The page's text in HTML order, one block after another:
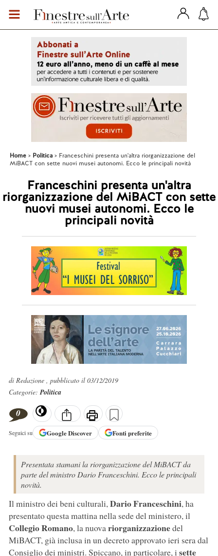
Home Politica
Franceschini presenta un'altra riorganizzazione del
MiBACT con sette nuovi musei autonomi. Ecco le principali novità
Franceschini presenta un'altra
riorganizzazione del MiBACT con sette
nuovi musei autonomi. Ecco le
principali novità
di Redazione , pubblicato il 03/12/2019
Categorie:Politica
0
Seguici su GoogleDiscover Fonti preferite
Presentata stamani la riorganizzazione del MiBACT da
parte del ministro Dario Franceschini. Ecco le principali
novità.
Il ministro dei beni culturali,Dario Franceschini, ha
presentato questa mattina nella sede del ministero, il
Collegio Romano, la nuovariorganizzazionedel
MiBACT, già inclusa in un decreto approvato ieri sera dal
Consiglio dei ministri. Spiccano, in particolare, i sette